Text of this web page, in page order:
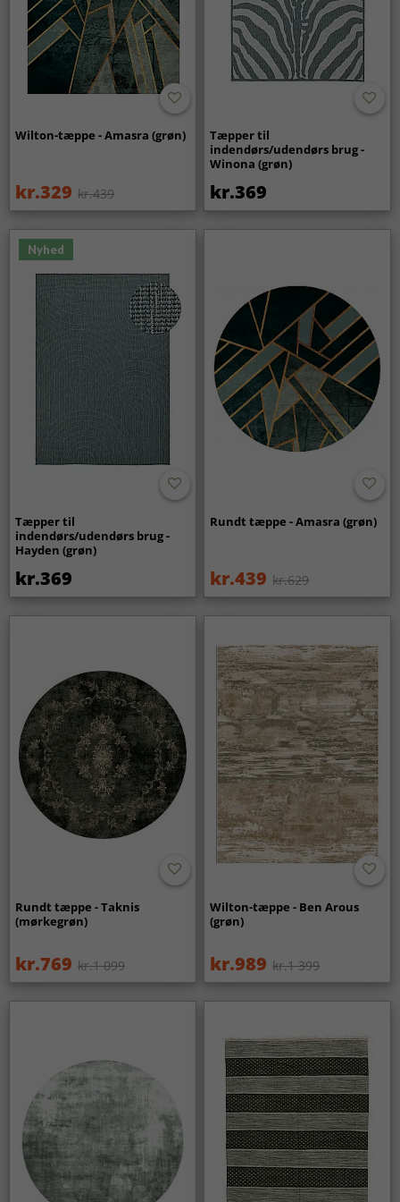
Wilton-tæppe - Amasra (grøn)
kr.329 kr.439
Tæpper til
indendørs/udendørs brug -
Winona (grøn)
kr.369
Nyhed
Tæpper til
indendørs/udendørs brug -
Hayden (grøn)
kr.369
Rundt tæppe - Amasra (grøn)
kr.439 kr.629
Rundt tæppe - Taknis
(mørkegrøn)
kr.769 kr.1 099
Wilton-tæppe - Ben Arous
(grøn)
kr.989 kr.1 399